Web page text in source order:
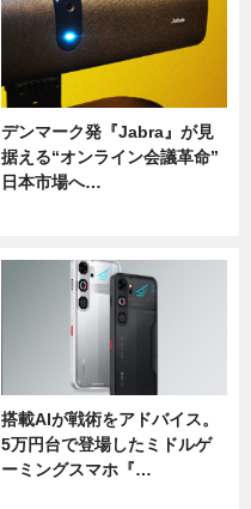
デンマーク発『Jabra』が見
据える“オンライン会議革命”
日本市場へ…
搭載AIが戦術をアドバイス。
5万円台で登場したミドルゲ
ーミングスマホ『…